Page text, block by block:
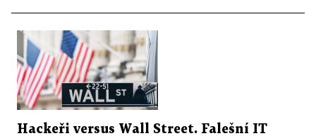
Hackeři versus Wall Street. Falešní IT